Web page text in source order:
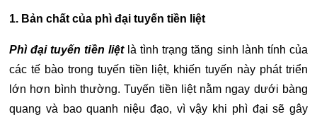
1. Bản chất của phì đại tuyến tiền liệt
Phì đại tuyến tiền liệtlà tình trạng tăng sinh lành tính của
các tế bào trong tuyến tiền liệt, khiến tuyến này phát triển
lớn hơn bình thường. Tuyến tiền liệt nằm ngay dưới bàng
quang và bao quanh niệu đạo, vì vậy khi phì đại sẽ gây